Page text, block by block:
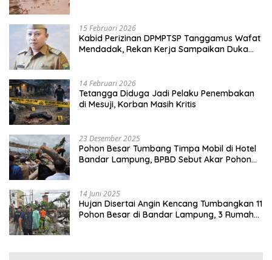
15 Februari 2026
Kabid Perizinan DPMPTSP Tanggamus Wafat
Mendadak, Rekan Kerja Sampaikan Duka
14 Februari 2026
Tetangga Diduga Jadi Pelaku Penembakan
di Mesuji, Korban Masih Kritis
23 Desember 2025
Pohon Besar Tumbang Timpa Mobil di Hotel
Bandar Lampung, BPBD Sebut Akar Pohon
14 Juni 2025
Hujan Disertai Angin Kencang Tumbangkan 11
Pohon Besar di Bandar Lampung, 3 Rumah